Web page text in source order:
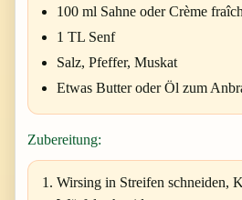
100 ml Sahne oder Crème
1 TL Senf
Salz, Pfeffer, Muskat
Etwas Butter oder Öl zum
Zubereitung:
Wirsing in Streifen schneiden,